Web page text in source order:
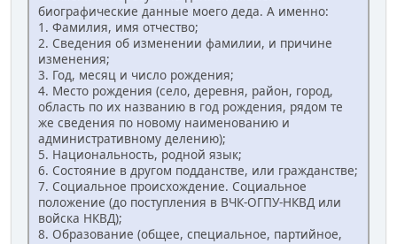
биографические данные моего деда. А именно:
1. Фамилия, имя отчество;
2. Сведения об изменении фамилии, и причине
изменения;
3. Год, месяц и число рождения;
4. Место рождения (село, деревня, район, город,
область по их названию в год рождения, рядом те
же сведения по новому наименованию и
административному делению);
5. Национальность, родной язык;
6. Состояние в другом подданстве, или гражданстве;
7. Социальное происхождение. Социальное
положение (до поступления в ВЧК-ОГПУ-НКВД или
войска НКВД);
8. Образование (общее, специальное, партийное,